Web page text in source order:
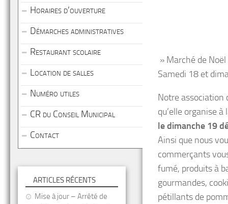
» Marché de
Samedi 18 et
Notre association
qu’elle organise
le dimanche 19
Ainsi que nous
commerçants
fumé, produits à
gourmandes,
pétillants de
Horaires d’ouverture
Démarches administratives
Restaurant scolaire
Location de salles
Numéro utiles
CR du Conseil Municipal
Contact
ARTICLES RÉCENTS
Mise à jour – Arrêté de